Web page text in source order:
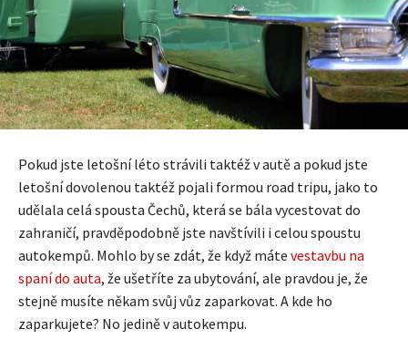
Pokud jste letošní léto strávili taktéž v autě a pokud jste
letošní dovolenou taktéž pojali formou road tripu, jako to
udělala celá spousta Čechů, která se bála vycestovat do
zahraničí, pravděpodobně jste navštívili i celou spoustu
autokempů. Mohlo by se zdát, že když máte vestavbu na
spaní do auta, že ušetříte za ubytování, ale pravdou je, že
stejně musíte někam svůj vůz zaparkovat. A kde ho
zaparkujete? No jedině v autokempu.